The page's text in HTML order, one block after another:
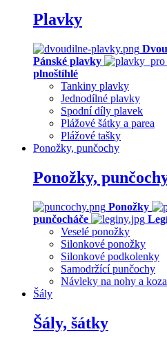
Plavky
Pánské plavky
plnoštíhlé
Tankiny plavky
Jednodílné plavky
Spodní díly plavek
Plážové šátky a parea
Plážové tašky
Ponožky, punčochy
Ponožky,
Ponožky
punčocháče
Veselé ponožky
Silonkové ponožky
Silonkové podkolenky
Samodržící punčochy
Návleky na nohy a
Šály
Šály, šátky